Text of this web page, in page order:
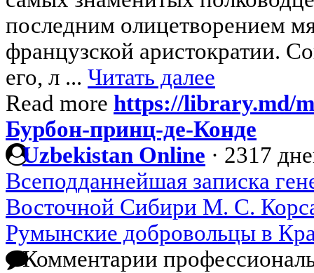
последним олицетворением
французской аристократии.
его, л ... Читать далее
Read more https://library.md/
Бурбон-принц-де-Конде
Uzbekistan Online · 2317
Всеподданнейшая записка
Восточной Сибири М. С.
Румынские добровольцы в
Комментарии